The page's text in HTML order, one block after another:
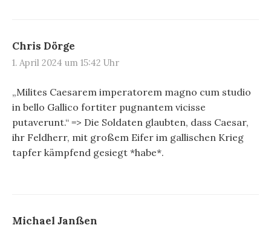
Chris Dörge
1. April 2024 um 15:42 Uhr
„Milites Caesarem imperatorem magno cum studio
in bello Gallico fortiter pugnantem vicisse
putaverunt.“ => Die Soldaten glaubten, dass Caesar,
ihr Feldherr, mit großem Eifer im gallischen Krieg
tapfer kämpfend gesiegt *habe*.
Michael Janßen